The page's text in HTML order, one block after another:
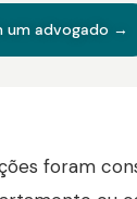
um advogado →
foram